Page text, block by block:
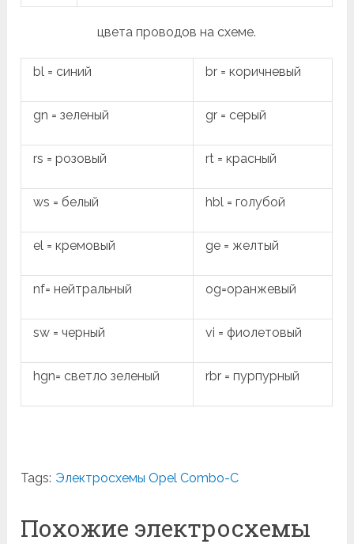
цвета проводов на схеме.
bl = синий br = коричневый
gn = зеленый gr = серый
rs = розовый rt = красный
ws = белый hbl = голубой
el = кремовый ge = желтый
nf= нейтральный og=оранжевый
sw = черный vi = фиолетовый
hgn= светло зеленый rbr = пурпурный
Tags: Электросхемы Opel Combo-С
Похожие электросхемы